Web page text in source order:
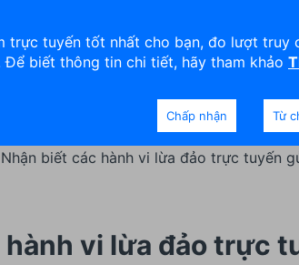
Nhận biết các hành vi lừa đảo trực tuyến
hành vi lừa đảo trực
trực tuyến tốt nhất cho bạn, đo lượt
Để biết thông tin chi tiết, hãy tham khảo
Chấp nhận Từ